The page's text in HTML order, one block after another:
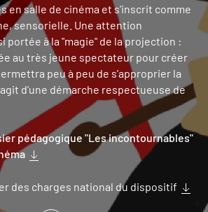
en salle de cinéma et s’inscrit comme
sensorielle. Une attention
portée à la "magie" de la projection :
au très jeune spectateur pour créer
peu à peu de s'approprier la
d’une démarche respectueuse de
pédagogique "Les incontournables"
des charges national du dispositif